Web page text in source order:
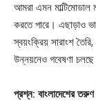
আমরা এমন মাল্টিমোডাল
করতে পারে। এছাড়াও
স্বয়ংক্রিয় সারাংশ
উন্নয়নেও গবেষণা
প্রশ্ন: বাংলাদেশের তরুণ